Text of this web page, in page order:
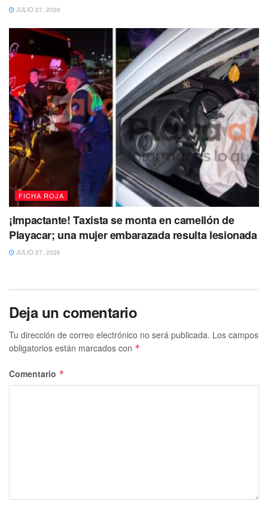
JULIO 27, 2026
FICHA ROJA
¡Impactante! Taxista se monta en camellón de
Playacar; una mujer embarazada resulta lesionada
JULIO 27, 2026
Deja un comentario
Tu dirección de correo electrónico no será publicada. Los campos
obligatorios están marcados con *
Comentario *